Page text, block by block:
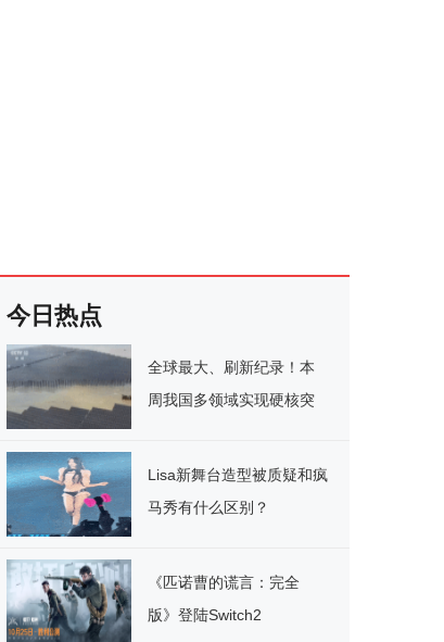
今日热点
全球最大、刷新纪录！本
周我国多领域实现硬核突
Lisa新舞台造型被质疑和疯
马秀有什么区别？
《匹诺曹的谎言：完全
版》登陆Switch2